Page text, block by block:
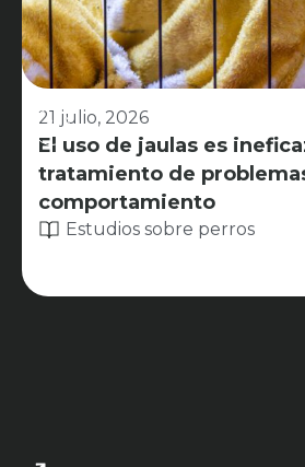
21 julio, 2026
El uso de jaulas es
tratamiento de
comportamiento
Estudios sobre perros